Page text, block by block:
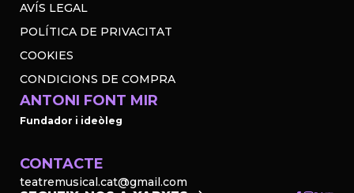
AVÍS LEGAL
POLÍTICA DE PRIVACITAT
COOKIES
CONDICIONS DE COMPRA
ANTONI FONT MIR
Fundador i ideòleg
CONTACTE
teatremusical.cat@gmail.com